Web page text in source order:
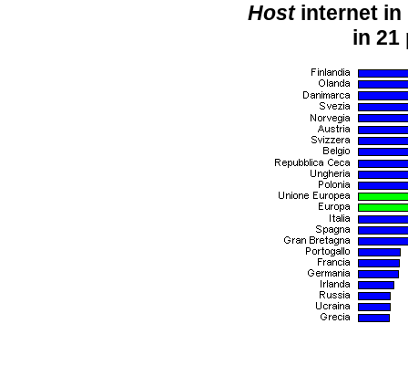
Hostinternet in
in 21